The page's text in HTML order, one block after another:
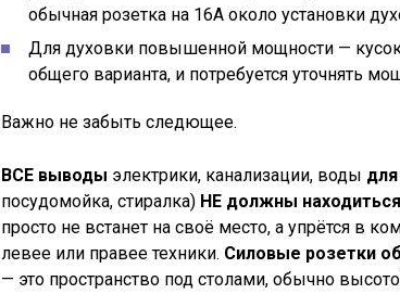
обычная розетка на 16А около установки
Для духовки повышенной мощности — кусок
общего варианта, и потребуется уточнять
Важно не забыть следющее.
ВСЕ выводы электрики, канализации, воды
посудомойка, стиралка) НЕ должны
просто не встанет на своё место, а упрётся в
левее или правее техники. Силовые розетки
— это пространство под столами, обычно